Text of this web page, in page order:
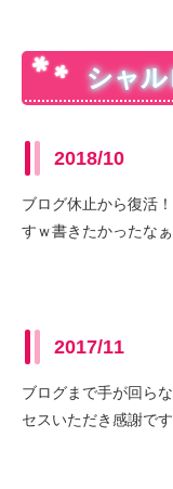
シャ
2018/10
ブログ休止から復活
すｗ書きたかったなぁ
2017/11
ブログまで手が回ら
セスいただき感謝です